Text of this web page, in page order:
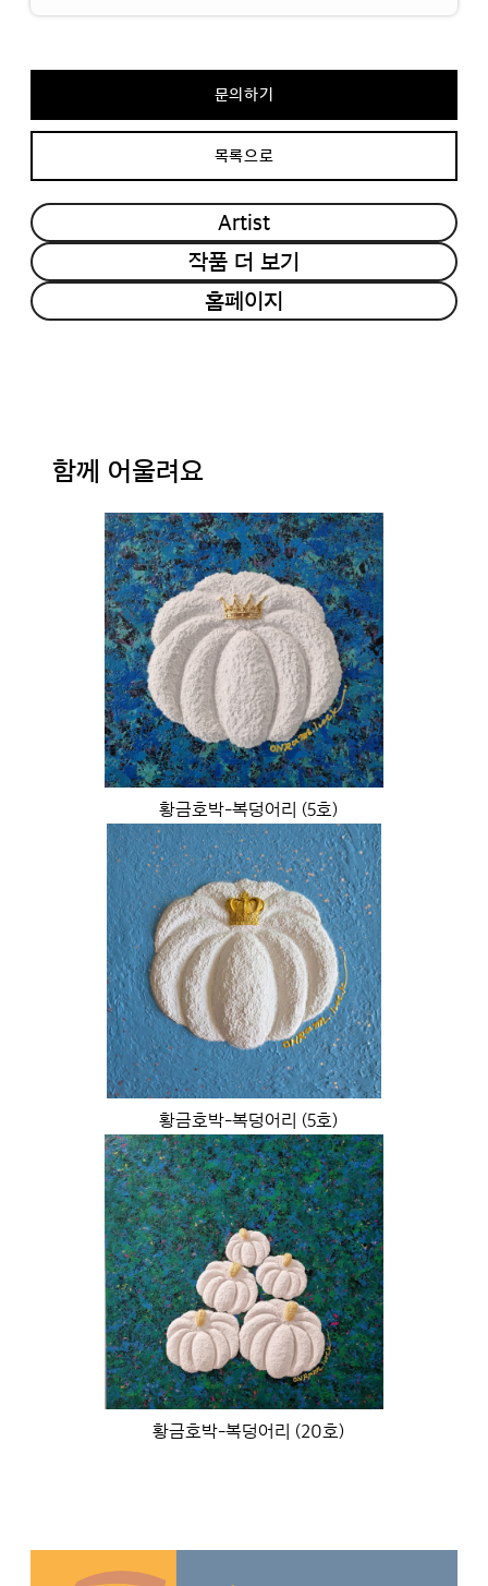
문의하기
목록으로
Artist
작품 더 보기
홈페이지
함께 어울려요
황금호박-복덩어리 (5호)
황금호박-복덩어리 (5호)
황금호박-복덩어리 (20호)